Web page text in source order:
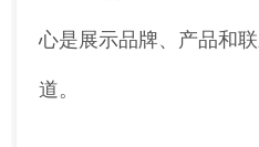
心是展示品牌、产品和
道。